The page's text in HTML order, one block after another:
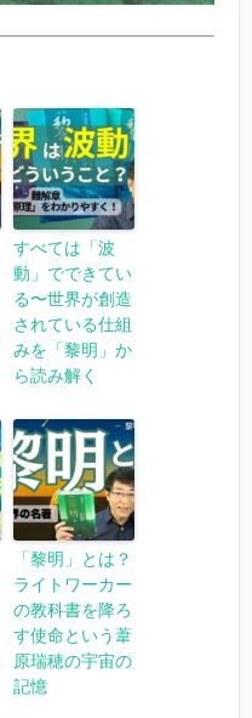
すべては「波
動」でできてい
る〜世界が創造
されている仕組
みを「黎明」か
ら読み解く
「黎明」とは？
ライトワーカー
の教科書を降ろ
す使命という葦
原瑞穂の宇宙の
記憶